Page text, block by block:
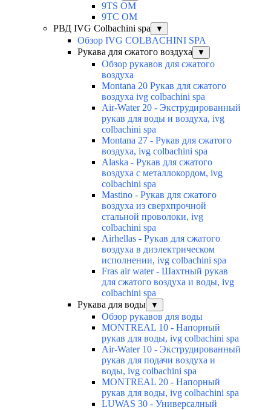
9TS OM
9TC OM
РВД IVG Colbachini spa
▼
Обзор IVG COLBACHINI SPA
Рукава для сжатого воздуха
▼
Обзор рукавов для сжатого
воздуха
Montana 20 Рукав для сжатого
воздуха ivg colbachini spa
Air-Water 20 - Экструдированный
рукав для воды и воздуха, ivg
colbachini spa
Montana 27 - Рукав для сжатого
воздуха, ivg colbachini spa
Alaska - Рукав для сжатого
воздуха с металлокордом, ivg
colbachini spa
Mastino - Рукав для сжатого
воздуха из сверхпрочной
стальной проволоки, ivg
colbachini spa
Airhellas - Рукав для сжатого
воздуха в диэлектрическом
исполнении, ivg colbachini spa
Fras air water - Шахтный рукав
для сжатого воздуха и воды, ivg
colbachini spa
Рукава для воды
▼
Обзор рукавов для воды
MONTREAL 10 - Напорный
рукав для воды, ivg colbachini spa
Air-Water 10 - Экструдированный
рукав для подачи воздуха и
воды, ivg colbachini spa
MONTREAL 20 - Напорный
рукав для воды, ivg colbachini spa
LUWAS 30 - Универсалный